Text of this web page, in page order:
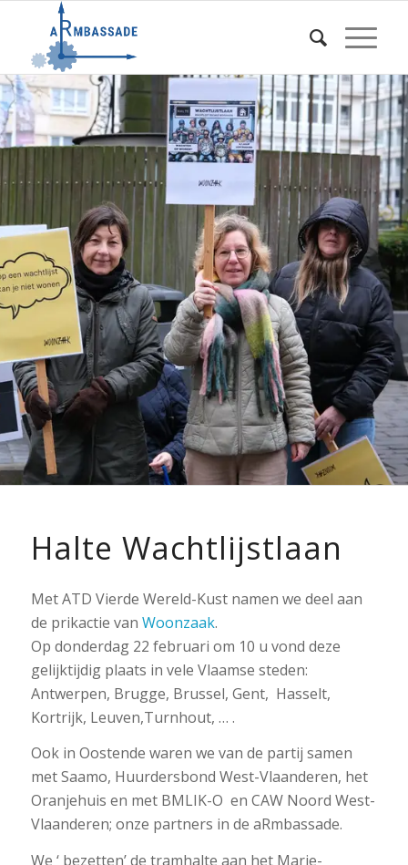
Halte Wachtlijstlaan
Met ATD Vierde Wereld-Kust namen we deel aan
de prikactie van Woonzaak.
Op donderdag 22 februari om 10 u vond deze
gelijktijdig plaats in vele Vlaamse steden:
Antwerpen, Brugge, Brussel, Gent, Hasselt,
Kortrijk, Leuven,Turnhout, … .
Ook in Oostende waren we van de partij samen
met Saamo, Huurdersbond West-Vlaanderen, het
Oranjehuis en met BMLIK-O en CAW Noord West-
Vlaanderen; onze partners in de aRmbassade.
We ‘ bezetten’ de tramhalte aan het Marie-